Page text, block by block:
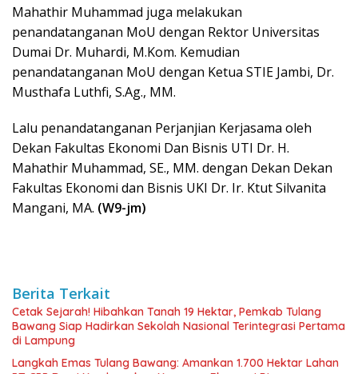
Mahathir Muhammad juga melakukan
penandatanganan MoU dengan Rektor Universitas
Dumai Dr. Muhardi, M.Kom. Kemudian
penandatanganan MoU dengan Ketua STIE Jambi, Dr.
Musthafa Luthfi, S.Ag., MM.
Lalu penandatanganan Perjanjian Kerjasama oleh
Dekan Fakultas Ekonomi Dan Bisnis UTI Dr. H.
Mahathir Muhammad, SE., MM. dengan Dekan Dekan
Fakultas Ekonomi dan Bisnis UKI Dr. Ir. Ktut Silvanita
Mangani, MA. (W9-jm)
Berita Terkait
Cetak Sejarah! Hibahkan Tanah 19 Hektar, Pemkab Tulang
Bawang Siap Hadirkan Sekolah Nasional Terintegrasi Pertama
di Lampung
Langkah Emas Tulang Bawang: Amankan 1.700 Hektar Lahan